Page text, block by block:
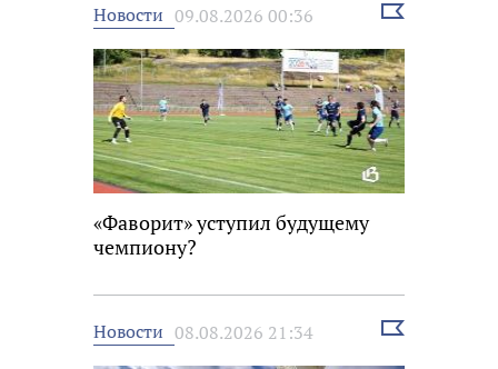
Новости 09.08.2026 00:36
Выбрать
«Фаворит» уступил будущему
чемпиону?
Новости 08.08.2026 21:34
Выбрать